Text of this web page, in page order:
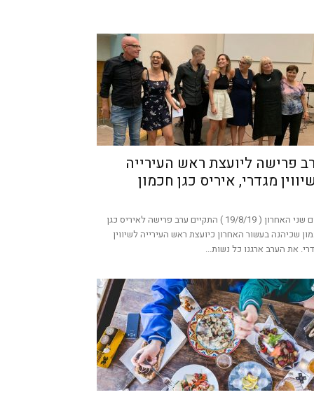
פרישה ליועצת ראש העירייה
מגדרי, איריס כגן חכמון
ביום שני האחרון ( 19/8/19 ) התקיים ערב פרישה לאיריס כגן
שכיהנה בעשור האחרון כיועצת ראש העירייה לשיווין
את הערב ארגנו כל נשות...